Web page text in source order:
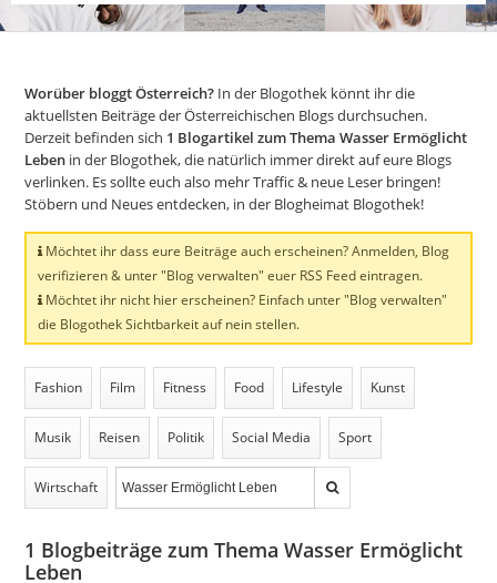
Worüber bloggt Österreich? In der Blogothek könnt ihr die
aktuellsten Beiträge der Österreichischen Blogs durchsuchen.
Derzeit befinden sich 1 Blogartikel zum Thema Wasser Ermöglicht
Leben in der Blogothek, die natürlich immer direkt auf eure Blogs
verlinken. Es sollte euch also mehr Traffic & neue Leser bringen!
Stöbern und Neues entdecken, in der Blogheimat Blogothek!
Möchtet ihr dass eure Beiträge auch erscheinen? Anmelden, Blog
verifizieren & unter "Blog verwalten" euer RSS Feed eintragen.
Möchtet ihr nicht hier erscheinen? Einfach unter "Blog verwalten"
die Blogothek Sichtbarkeit auf nein stellen.
Fashion Film Fitness Food Lifestyle Kunst
Musik Reisen Politik Social Media Sport
Wirtschaft
1 Blogbeiträge zum Thema Wasser Ermöglicht
Leben